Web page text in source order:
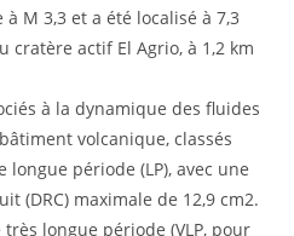
M 3,3 et a été localisé à 7,3
cratère actif El Agrio, à 1,2 km
à la dynamique des fluides
volcanique, classés
période (LP), avec une
(DRC) maximale de 12,9 cm2.
longue période (VLP, pour